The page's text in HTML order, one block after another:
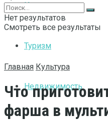
Интернет
Туризм
Недвижимость
Нет результатов
Смотреть все результаты
Главная Культура
Что
фарша в